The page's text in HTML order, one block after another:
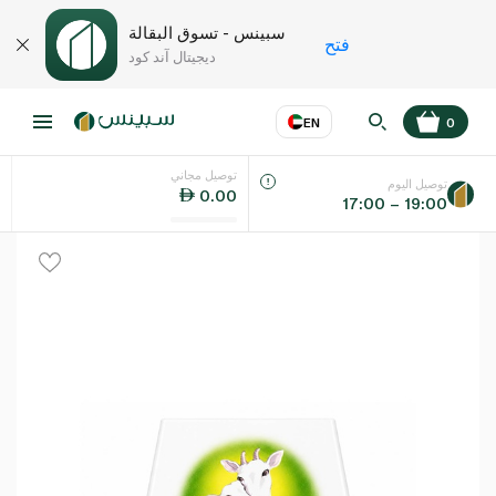
سبينس - تسوق البقالة
ديجيتال آند كود
فتح
EN
اللغة عر
0
توصيل مجاني
0.00
توصيل اليوم
17:00 – 19:00